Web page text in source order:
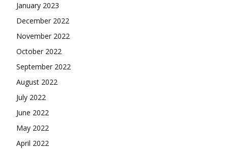
January 2023
December 2022
November 2022
October 2022
September 2022
August 2022
July 2022
June 2022
May 2022
April 2022